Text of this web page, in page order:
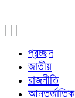
| | |
প্রচ্ছদ
জাতীয়
রাজনীতি
আন্তর্জাতিক